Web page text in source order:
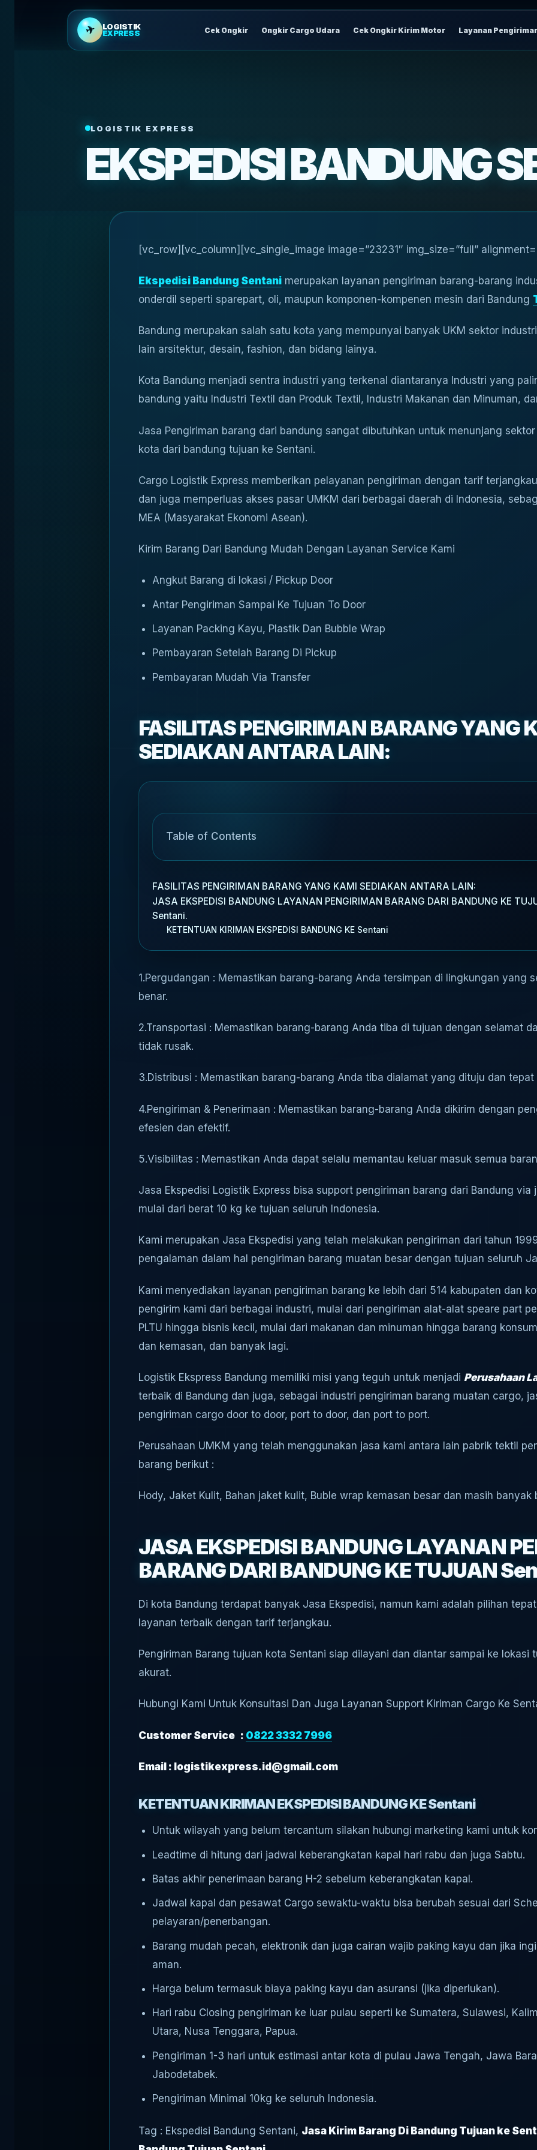
✈ LOGISTIK
EXPRESS Cek Ongkir Ongkir Cargo Udara Cek Ongkir Kirim Motor Layanan
LOGISTIK EXPRESS
EKSPEDISI BANDUNG
[vc_row][vc_column][vc_single_image image=”23231″ img_size=”full”
Ekspedisi Bandung Sentani merupakan layanan pengiriman barang-barang
onderdil seperti sparepart, oli, maupun komponen-kompenen mesin dari Bandung
Bandung merupakan salah satu kota yang mempunyai banyak UKM sektor
lain arsitektur, desain, fashion, dan bidang lainya.
Kota Bandung menjadi sentra industri yang terkenal diantaranya Industri yang
bandung yaitu Industri Textil dan Produk Textil, Industri Makanan dan Minuman,
Jasa Pengiriman barang dari bandung sangat dibutuhkan untuk menunjang
kota dari bandung tujuan ke Sentani.
Cargo Logistik Express memberikan pelayanan pengiriman dengan tarif
dan juga memperluas akses pasar UMKM dari berbagai daerah di Indonesia,
MEA (Masyarakat Ekonomi Asean).
Kirim Barang Dari Bandung Mudah Dengan Layanan Service Kami
Angkut Barang di lokasi / Pickup Door
Antar Pengiriman Sampai Ke Tujuan To Door
Layanan Packing Kayu, Plastik Dan Bubble Wrap
Pembayaran Setelah Barang Di Pickup
Pembayaran Mudah Via Transfer
FASILITAS PENGIRIMAN BARANG YANG
SEDIAKAN ANTARA LAIN:
Table of Contents
FASILITAS PENGIRIMAN BARANG YANG KAMI SEDIAKAN ANTARA LAIN:
JASA EKSPEDISI BANDUNG LAYANAN PENGIRIMAN BARANG DARI BANDUNG KE
Sentani.
KETENTUAN KIRIMAN EKSPEDISI BANDUNG KE Sentani
1.Pergudangan : Memastikan barang-barang Anda tersimpan di lingkungan yang
benar.
2.Transportasi : Memastikan barang-barang Anda tiba di tujuan dengan selamat
tidak rusak.
3.Distribusi : Memastikan barang-barang Anda tiba dialamat yang dituju dan tepat
4.Pengiriman & Penerimaan : Memastikan barang-barang Anda dikirim dengan
efesien dan efektif.
5.Visibilitas : Memastikan Anda dapat selalu memantau keluar masuk semua
Jasa Ekspedisi Logistik Express bisa support pengiriman barang dari Bandung via
mulai dari berat 10 kg ke tujuan seluruh Indonesia.
Kami merupakan Jasa Ekspedisi yang telah melakukan pengiriman dari tahun
pengalaman dalam hal pengiriman barang muatan besar dengan tujuan seluruh
Kami menyediakan layanan pengiriman barang ke lebih dari 514 kabupaten dan
pengirim kami dari berbagai industri, mulai dari pengiriman alat-alat speare part
PLTU hingga bisnis kecil, mulai dari makanan dan minuman hingga barang
dan kemasan, dan banyak lagi.
Logistik Ekspress Bandung memiliki misi yang teguh untuk menjadi Perusahaan
terbaik di Bandung dan juga, sebagai industri pengiriman barang muatan cargo,
pengiriman cargo door to door, port to door, dan port to port.
Perusahaan UMKM yang telah menggunakan jasa kami antara lain pabrik tektil
barang berikut :
Hody, Jaket Kulit, Bahan jaket kulit, Buble wrap kemasan besar dan masih
JASA EKSPEDISI BANDUNG LAYANAN
BARANG DARI BANDUNG KE TUJUAN
Di kota Bandung terdapat banyak Jasa Ekspedisi, namun kami adalah pilihan
layanan terbaik dengan tarif terjangkau.
Pengiriman Barang tujuan kota Sentani siap dilayani dan diantar sampai ke
akurat.
Hubungi Kami Untuk Konsultasi Dan Juga Layanan Support Kiriman Cargo Ke
Customer Service : 0822 3332 7996
Email : logistikexpress.id@gmail.com
KETENTUAN KIRIMAN EKSPEDISI BANDUNG KE Sentani
Untuk wilayah yang belum tercantum silakan hubungi marketing kami untuk
Leadtime di hitung dari jadwal keberangkatan kapal hari rabu dan juga Sabtu.
Batas akhir penerimaan barang H-2 sebelum keberangkatan kapal.
Jadwal kapal dan pesawat Cargo sewaktu-waktu bisa berubah sesuai dari
pelayaran/penerbangan.
Barang mudah pecah, elektronik dan juga cairan wajib paking kayu dan jika
aman.
Harga belum termasuk biaya paking kayu dan asuransi (jika diperlukan).
Hari rabu Closing pengiriman ke luar pulau seperti ke Sumatera, Sulawesi,
Utara, Nusa Tenggara, Papua.
Pengiriman 1-3 hari untuk estimasi antar kota di pulau Jawa Tengah, Jawa
Jabodetabek.
Pengiriman Minimal 10kg ke seluruh Indonesia.
Tag : Ekspedisi Bandung Sentani, Jasa Kirim Barang Di Bandung Tujuan ke